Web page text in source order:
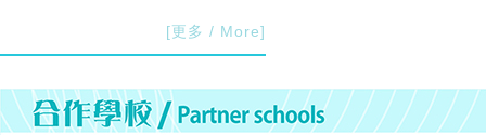
[更多 / More]